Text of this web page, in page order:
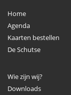
Home
Agenda
Kaarten bestellen
De Schutse
Wie zijn wij?
Downloads